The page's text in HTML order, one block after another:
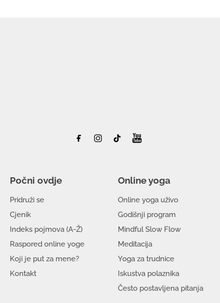
Počni ovdje
Pridruži se
Cjenik
Indeks pojmova (A-Ž)
Raspored online yoge
Koji je put za mene?
Kontakt
Online yoga
Online yoga uživo
Godišnji program
Mindful Slow Flow
Meditacija
Yoga za trudnice
Iskustva polaznika
Često postavljena pitanja